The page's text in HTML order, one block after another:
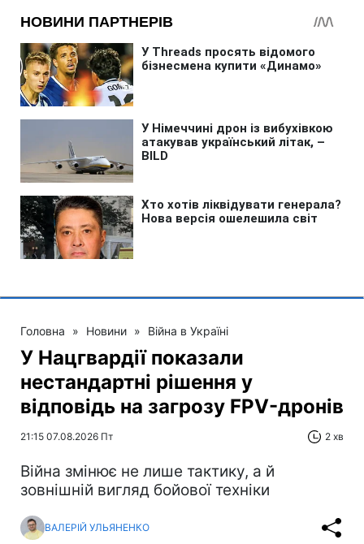
Головна » Новини » Війна в Україні
У Нацгвардії показали
нестандартні рішення у
відповідь на загрозу FPV-дронів
21:15 07.08.2026 Пт 2 хв
Війна змінює не лише тактику, а й
зовнішній вигляд бойової техніки
ВАЛЕРІЙ УЛЬЯНЕНКО